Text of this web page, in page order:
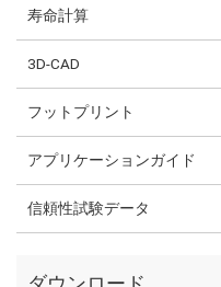
寿命計算
3D-CAD
フットプリント
アプリケーションガイド
信頼性試験データ